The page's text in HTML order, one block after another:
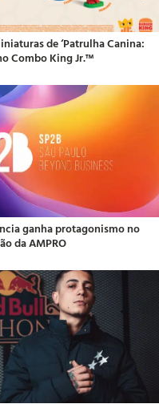
de ‘Patrulha Canina:
Combo King Jr.™
ganha protagonismo no
da AMPRO